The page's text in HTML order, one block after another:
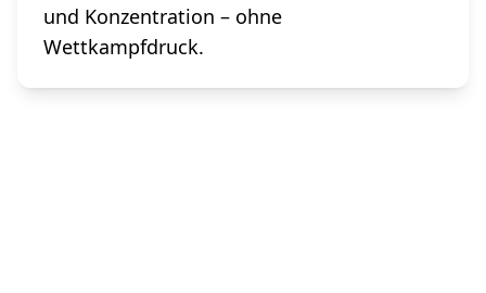
und Konzentration – ohne
Wettkampfdruck.